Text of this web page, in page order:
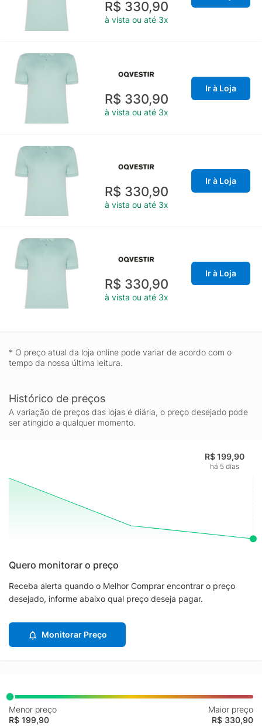
R$ 330,90
à vista ou até 3x
R$ 330,90
à vista ou até 3x
Ir à Loja
R$ 330,90
à vista ou até 3x
Ir à Loja
R$ 330,90
à vista ou até 3x
Ir à Loja
* O preço atual da loja online pode variar de acordo com o
tempo da nossa última leitura.
Histórico de preços
A variação de preços das lojas é diária, o preço desejado pode
ser atingido a qualquer momento.
R$ 199,90
há 5 dias
Quero monitorar o preço
Receba alerta quando o Melhor Comprar encontrar o preço
desejado, informe abaixo qual preço deseja pagar.
Monitorar Preço
Menor preço
R$ 199,90
Maior preço
R$ 330,90